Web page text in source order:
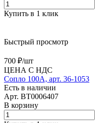
Купить в 1 клик
Быстрый просмотр
700 ₽/шт
ЦЕНА С НДС
Сопло 100А, арт. 36-1053
Есть в наличии
Арт. BT0006407
В корзину